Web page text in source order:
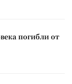
погибли от